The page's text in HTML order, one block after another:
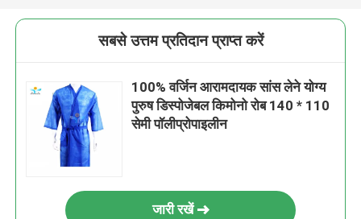
सबसे उत्तम प्रतिदान प्राप्त करें
100% वर्जिन आरामदायक सांस लेने योग्य
पुरुष डिस्पोजेबल किमोनो रोब 140 * 110
सेमी पॉलीप्रोपाइलीन
जारी रखें